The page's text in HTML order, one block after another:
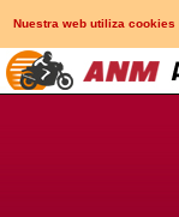
Nuestra web utiliza